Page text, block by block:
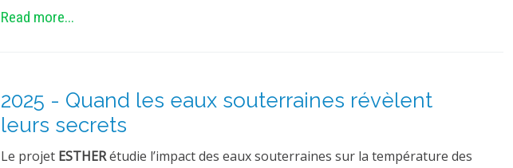
Read more...
2025 - Quand les eaux souterraines révèlent
leurs secrets
Le projet ESTHERétudie l’impact des eaux souterraines sur la température des